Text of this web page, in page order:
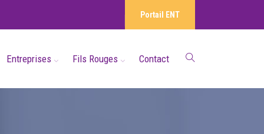
Portail ENT
Entreprises Fils Rouges Contact